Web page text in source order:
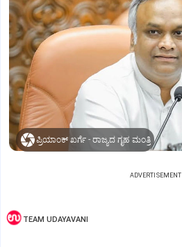
ಪ್ರಿಯಾಂಕ್ ಖರ್ಗೆ - ರಾಜ್ಯದ ಗೃಹ ಮಂತ್ರಿ
ADVERTISEMENT
TEAM UDAYAVANI